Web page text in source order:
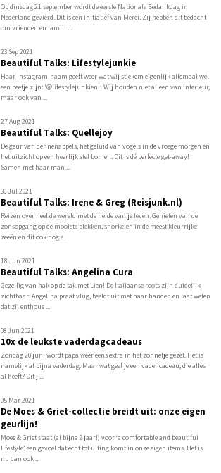
Op dinsdag 21 september wordt de eerste Nationale Bedankdag in
Nederland gevierd. Dit is een initiatief van Merci. Zij hebben dit bedacht
om vrienden en famili ...
23 Sep 2021
Beautiful Talks: Lifestylejunkie
Haar Instagram-naam geeft weer wat wij stiekem eigenlijk allemaal wel
een beetje zijn: '@lifestylejunkienl’. Wij houden niet alleen van interieur,
maar ook van ...
27 Aug 2021
Beautiful Talks: Quellejoy
De geur van dennenappels, het geluid van vogels in de vroege morgen en
het uitzicht op een heerlijk stel bomen. Dit is dé perfecte get-away!
Samen met haar man ...
30 Jul 2021
Beautiful Talks: Irene & Greg (Reisjunk.nl)
Reizen over heel de wereld met de liefde van je leven. Genieten van de
zonsopgang op de mooiste plekken, snorkelen in de meest kleurrijke
zeeën en dit ook nog e ...
18 Jun 2021
Beautiful Talks: Angelina Cura
Gezellig van hak op de tak met Lien! De Italiaanse roots zijn duidelijk
zichtbaar: Angelina praat vlug, beeldt uit met haar handen en laat weten
dat zij enthous ...
08 Jun 2021
10x de leukste vaderdagcadeaus
Zondag 20 juni wordt papa weer eens extra in het zonnetje gezet. Het is
namelijk al bijna vaderdag. Maar wat geef je een vader cadeau, die alles
al heeft? Dit j ...
05 Mar 2021
De Moes & Griet-collectie breidt uit: onze eigen
geurlijn!
Moes & Griet staat (al bijna 9 jaar!) voor ‘a comfortable and beautiful
lifestyle’, een gevoel dat écht tot uiting komt in onze eigen items. Het is
nu dan ook ...